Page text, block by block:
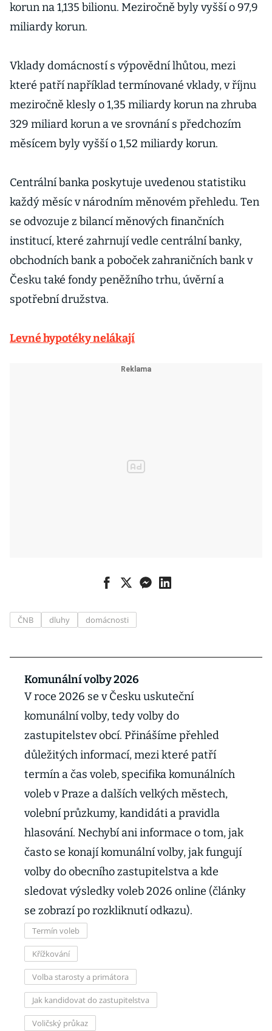
korun na 1,135 bilionu. Meziročně byly vyšší o 97,9
miliardy korun.
Vklady domácností s výpovědní lhůtou, mezi
které patří například termínované vklady, v říjnu
meziročně klesly o 1,35 miliardy korun na zhruba
329 miliard korun a ve srovnání s předchozím
měsícem byly vyšší o 1,52 miliardy korun.
Centrální banka poskytuje uvedenou statistiku
každý měsíc v národním měnovém přehledu. Ten
se odvozuje z bilancí měnových finančních
institucí, které zahrnují vedle centrální banky,
obchodních bank a poboček zahraničních bank v
Česku také fondy peněžního trhu, úvěrní a
spotřební družstva.
Levné hypotéky nelákají
ČNB dluhy domácnosti
Komunální volby 2026
V roce 2026 se v Česku uskuteční
komunální volby, tedy volby do
zastupitelstev obcí. Přinášíme přehled
důležitých informací, mezi které patří
termín a čas voleb, specifika komunálních
voleb v Praze a dalších velkých městech,
volební průzkumy, kandidáti a pravidla
hlasování. Nechybí ani informace o tom, jak
často se konají komunální volby, jak fungují
volby do obecního zastupitelstva a kde
sledovat výsledky voleb 2026 online (články
se zobrazí po rozkliknutí odkazu).
Termín voleb
Křížkování
Volba starosty a primátora
Jak kandidovat do zastupitelstva
Voličský průkaz